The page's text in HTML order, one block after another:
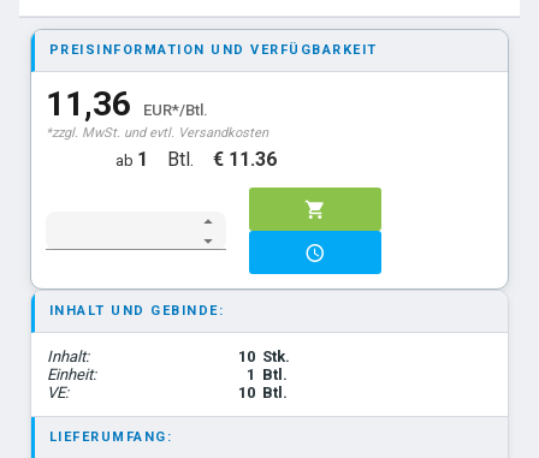
PREISINFORMATION UND VERFÜGBARKEIT
11,36 EUR*/Btl.
*zzgl. MwSt. und evtl. Versandkosten
ab 1 Btl. € 11.36
INHALT UND GEBINDE:
Inhalt: 10 Stk.
Einheit:
1 Btl.
VE:
10 Btl.
LIEFERUMFANG: